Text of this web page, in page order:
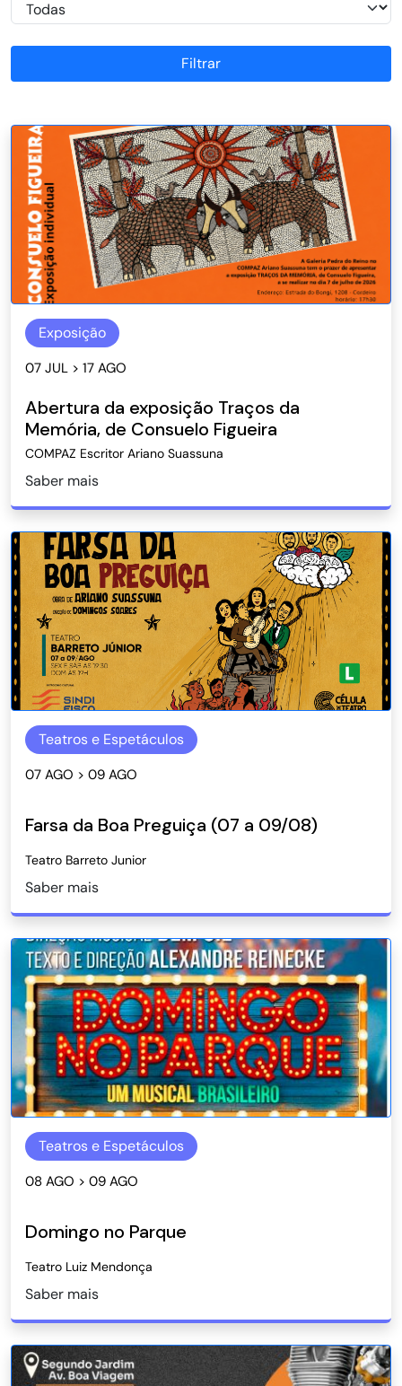
Filtrar
Exposição
07 JUL > 17 AGO
Abertura da exposição Traços da
Memória, de Consuelo Figueira
COMPAZ Escritor Ariano Suassuna
Saber mais
Teatros e Espetáculos
07 AGO > 09 AGO
Farsa da Boa Preguiça (07 a 09/08)
Teatro Barreto Junior
Saber mais
Teatros e Espetáculos
08 AGO > 09 AGO
Domingo no Parque
Teatro Luiz Mendonça
Saber mais